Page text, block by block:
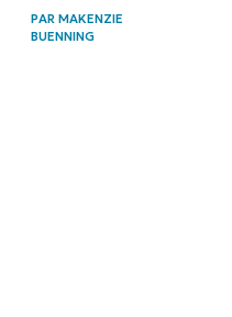
PAR MAKENZIE
BUENNING